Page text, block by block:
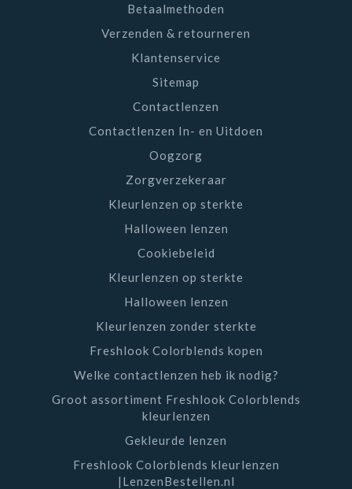
Betaalmethoden
Verzenden & retourneren
Klantenservice
Sitemap
Contactlenzen
Contactlenzen In- en Uitdoen
Oogzorg
Zorgverzekeraar
Kleurlenzen op sterkte
Halloween lenzen
Cookiebeleid
Kleurlenzen op sterkte
Halloween lenzen
Kleurlenzen zonder sterkte
Freshlook Colorblends kopen
Welke contactlenzen heb ik nodig?
Groot assortiment Freshlook Colorblends
kleurlenzen
Gekleurde lenzen
Freshlook Colorblends kleurlenzen
|LenzenBestellen.nl